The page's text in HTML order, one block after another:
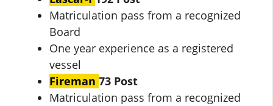
Matriculation pass from a recognized
Board
One year experience as a registered
vessel
Fireman 73 Post
Matriculation pass from a recognized